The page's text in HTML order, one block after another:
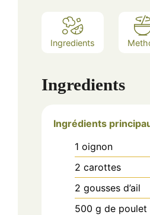
Ingredients
Ingredients
Ingrédients
1 oignon
2 carottes
2 gousses d’ail
500 g de poulet